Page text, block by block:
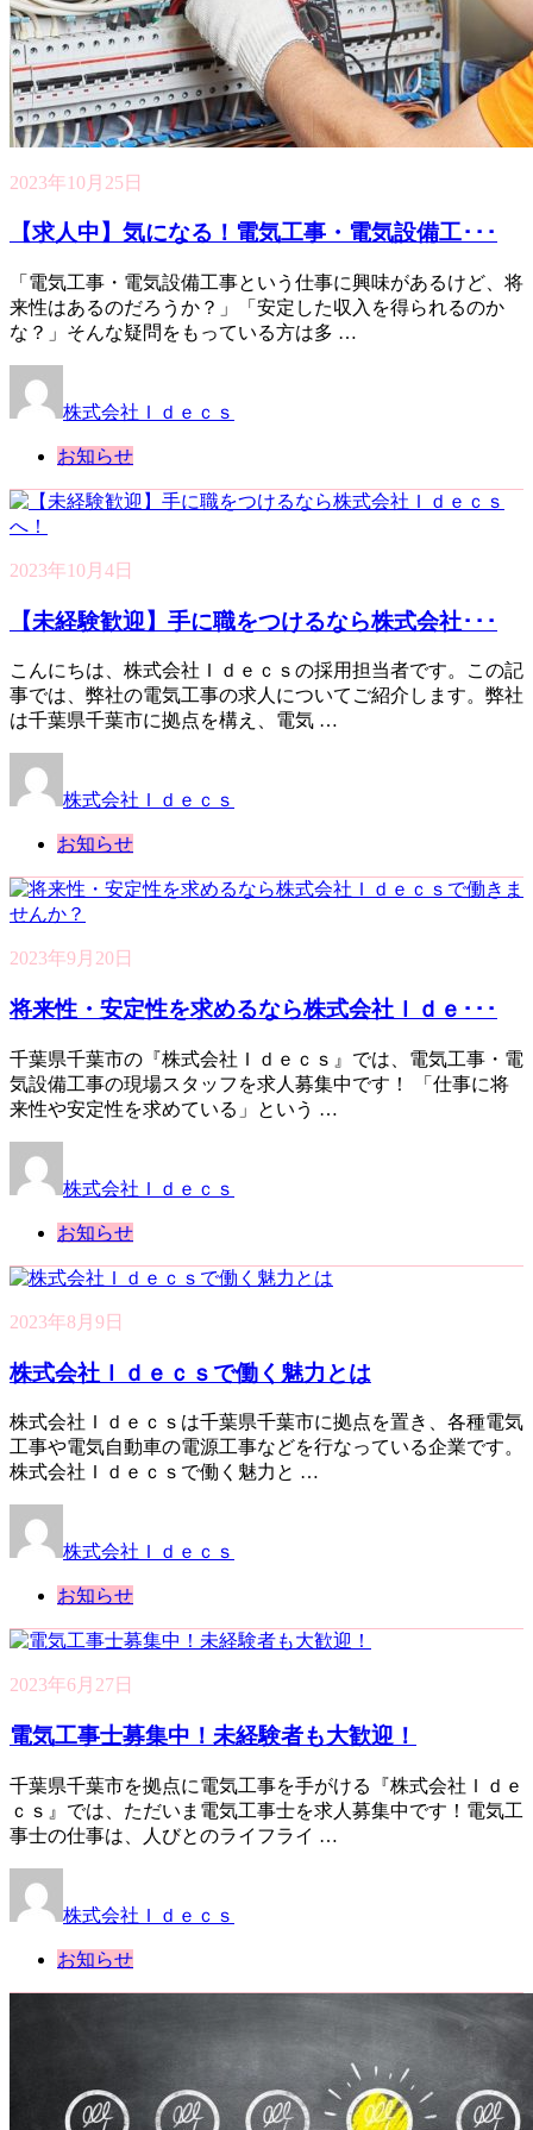
2023年10月25日
【求人中】気になる！電気工事・電気設備工･･･
「電気工事・電気設備工事という仕事に興味があるけど、将
来性はあるのだろうか？」「安定した収入を得られるのか
な？」そんな疑問をもっている方は多 …
株式会社Ｉｄｅｃｓ
お知らせ
2023年10月4日
【未経験歓迎】手に職をつけるなら株式会社･･･
こんにちは、株式会社Ｉｄｅｃｓの採用担当者です。この記
事では、弊社の電気工事の求人についてご紹介します。弊社
は千葉県千葉市に拠点を構え、電気 …
株式会社Ｉｄｅｃｓ
お知らせ
2023年9月20日
将来性・安定性を求めるなら株式会社Ｉｄｅ･･･
千葉県千葉市の『株式会社Ｉｄｅｃｓ』では、電気工事・電
気設備工事の現場スタッフを求人募集中です！ 「仕事に将
来性や安定性を求めている」という …
株式会社Ｉｄｅｃｓ
お知らせ
2023年8月9日
株式会社Ｉｄｅｃｓで働く魅力とは
株式会社Ｉｄｅｃｓは千葉県千葉市に拠点を置き、各種電気
工事や電気自動車の電源工事などを行なっている企業です。
株式会社Ｉｄｅｃｓで働く魅力と …
株式会社Ｉｄｅｃｓ
お知らせ
2023年6月27日
電気工事士募集中！未経験者も大歓迎！
千葉県千葉市を拠点に電気工事を手がける『株式会社Ｉｄｅ
ｃｓ』では、ただいま電気工事士を求人募集中です！電気工
事士の仕事は、人びとのライフライ …
株式会社Ｉｄｅｃｓ
お知らせ